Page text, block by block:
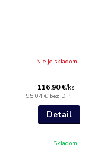
116,90 €/ks
95,04 € bez DPH
Nie je skladom
Detail
Skladom